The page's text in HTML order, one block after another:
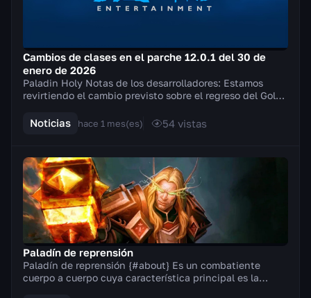
Cambios de clases en el parche 12.0.1 del 30 de
enero de 2026
Paladin Holy Notas de los desarrolladores: Estamos
revirtiendo el cambio previsto sobre el regreso del Golpe
Noticias hace 1 mes(es) 54 vistas
Paladín de reprensión
Paladín de reprensión {#about} Es un combatiente
cuerpo a cuerpo cuya característica principal es la